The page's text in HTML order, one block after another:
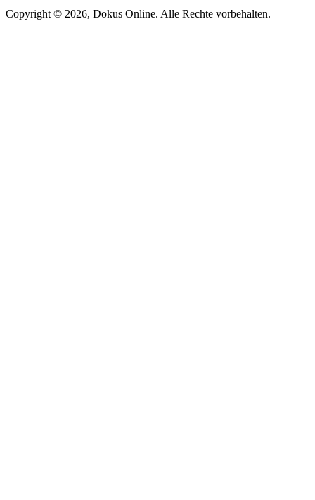
Copyright © 2026, Dokus Online. Alle Rechte vorbehalten.